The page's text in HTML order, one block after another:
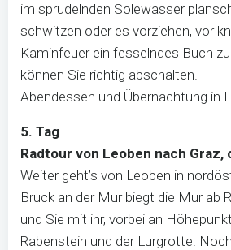
im sprudelnden Solewasser
schwitzen oder es vorziehen, vor
Kaminfeuer ein fesselndes Buch
können Sie richtig abschalten.
Abendessen und Übernachtung in
5. Tag
Radtour von Leoben nach Graz,
Weiter geht’s von Leoben in
Bruck an der Mur biegt die Mur ab
und Sie mit ihr, vorbei an
Rabenstein und der Lurgrotte.